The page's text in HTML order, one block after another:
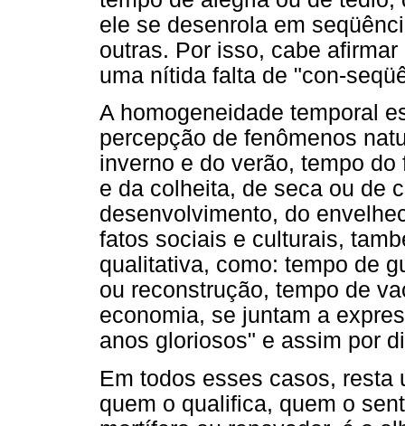
ele se desenrola em
outras. Por isso, cabe
uma nítida falta de "con-
A homogeneidade temporal
percepção de fenômenos
inverno e do verão, tempo
e da colheita, de seca ou de
desenvolvimento, do
fatos sociais e culturais,
qualitativa, como: tempo de
ou reconstrução, tempo de
economia, se juntam a
anos gloriosos" e assim por
Em todos esses casos, resta
quem o qualifica, quem o